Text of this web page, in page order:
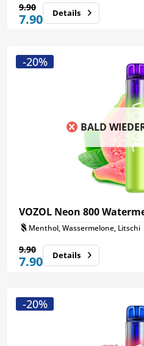
7.90
9.90 Details
BALD
VOZOL Neon 800
Menthol, Wassermelone, Litschi
7.90
9.90
-20%
Details
-20%